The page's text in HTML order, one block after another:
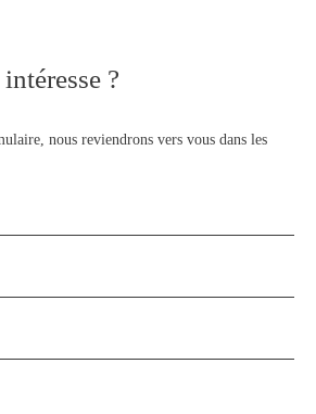
?
nous reviendrons vers vous dans les